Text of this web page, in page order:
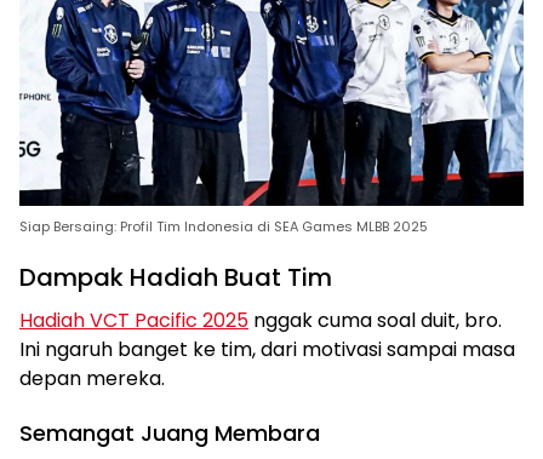
Siap Bersaing: Profil Tim Indonesia di SEA Games MLBB 2025
Dampak Hadiah Buat Tim
Hadiah VCT Pacific 2025 nggak cuma soal duit, bro.
Ini ngaruh banget ke tim, dari motivasi sampai masa
depan mereka.
Semangat Juang Membara